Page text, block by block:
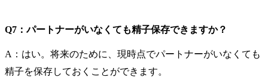
Q7：パートナーがいなくても精子保存できますか？
A：はい。将来のために、現時点でパートナーがいなくても
精子を保存しておくことができます。